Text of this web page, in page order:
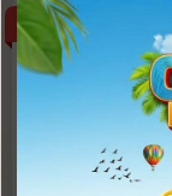
-13%